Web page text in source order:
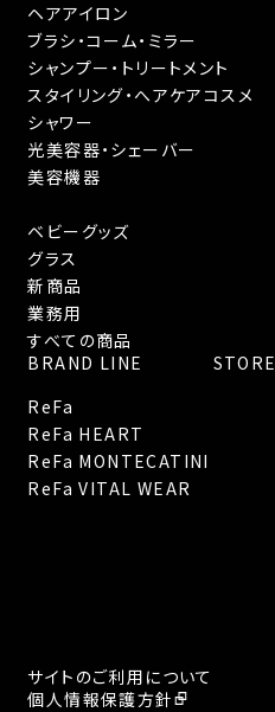
ヘアアイロン
ブラシ・コーム・ミラー
シャンプー・トリートメント
スタイリング・へアケアコスメ
シャワー
光美容器・シェーバー
美容機器
ベビーグッズ
グラス
新商品
業務用
すべての商品
BRAND LINE
ReFa
ReFa HEART
ReFa MONTECATINI
ReFa VITAL WEAR
STORE
サイトのご利用について
個人情報保護方針